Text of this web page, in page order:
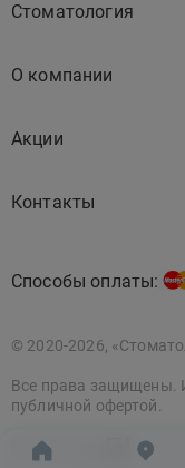
Стоматология
О компании
Акции
Контакты
Способы оплаты:
© 2020-2026,
Все права защищены.
публичной офертой.
ПР эксперт